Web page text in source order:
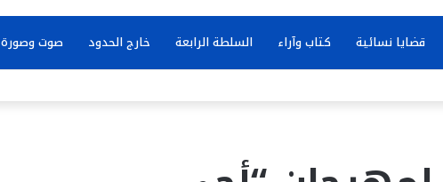
قضايا نسائية كتاب وآراء السلطة الرابعة خارج الحدود صوت وصورة